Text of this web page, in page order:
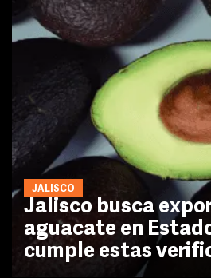
JALISCO
Jalisco busca
aguacate en
cumple estas